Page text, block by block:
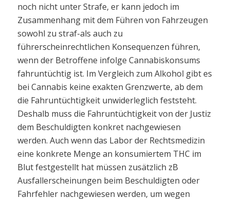
noch nicht unter Strafe, er kann jedoch im
Zusammenhang mit dem Führen von Fahrzeugen
sowohl zu straf-als auch zu
führerscheinrechtlichen Konsequenzen führen,
wenn der Betroffene infolge Cannabiskonsums
fahruntüchtig ist. Im Vergleich zum Alkohol gibt es
bei Cannabis keine exakten Grenzwerte, ab dem
die Fahruntüchtigkeit unwiderleglich feststeht.
Deshalb muss die Fahruntüchtigkeit von der Justiz
dem Beschuldigten konkret nachgewiesen
werden. Auch wenn das Labor der Rechtsmedizin
eine konkrete Menge an konsumiertem THC im
Blut festgestellt hat müssen zusätzlich zB
Ausfallerscheinungen beim Beschuldigten oder
Fahrfehler nachgewiesen werden, um wegen